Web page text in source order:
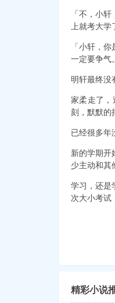
「不，小
上就考大学
「小轩，
一定要争气
明轩最终没
家柔走了
刻，默默的
已经很多年
新的学期开
少主动和其
学习，还是
次大小考试
精彩小说